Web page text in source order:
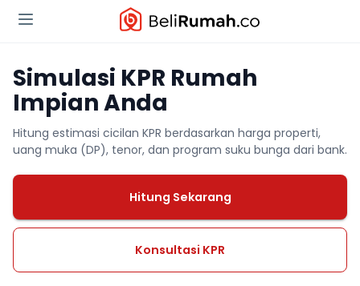
Simulasi KPR Rumah
Impian Anda
Hitung estimasi cicilan KPR berdasarkan harga properti,
uang muka (DP), tenor, dan program suku bunga dari bank.
Hitung Sekarang
Konsultasi KPR